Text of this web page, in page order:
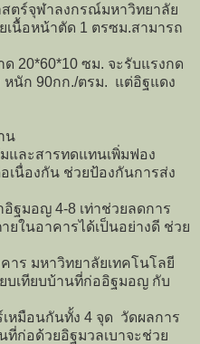
ตร์จุฬาลงกรณ์มหาวิทยาลัย
เนื้อหน้าตัด 1 ตรซม.สามารถ
20*60*10 ซม. จะรับแรงกด
หนัก 90กก./ตรม. แต่อิฐแดง
น
และสารทดแทนเพิ่มฟอง
เนื่องกัน ช่วยป้องกันการส่ง
ฐมอญ 4-8 เท่าช่วยลดการ
ยในอาคารได้เป็นอย่างดี ช่วย
าร มหาวิทยาลัยเทคโนโลยี
บเทียบบ้านที่ก่ออิฐมอญ กับ
หมือนกันทั้ง 4 จุด วัดผลการ
ก่อด้วยอิฐมวลเบาจะช่วย